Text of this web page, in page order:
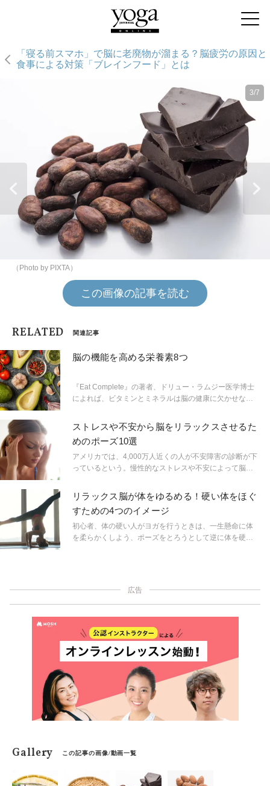
「寝る前スマホ」で脳に老廃物が溜まる？脳疲労の原因と
食事による対策「ブレインフード」とは
3/7
（Photo by PIXTA）
この画像の記事を読む
RELATED 関連記事
脳の機能を高める栄養素8つ
『Eat Complete』の著者、ドリュー・ラムジー医学博士
によれば、ビタミンとミネラルは脳の健康に欠かせない
いう。
ストレスや不安から脳をリラックスさせるた
めのポーズ10選
アメリカでは、4,000万人近くの人が不安障害の診断が下
っているという。慢性的なストレスや不安によって脳に
いるリセット方法のかぎは… ヨガが握っている。ストレ
スを緩和し、脳をリラックスさせるためのポーズを紹介
しよう。
リラックス脳が体をゆるめる！硬い体をほぐ
すための4つのイメージ
初心者、体の硬い人がヨガを行うときは、一生懸命に体
を柔らかくしよう、ポーズをとろうとして逆に体を硬く
ラックスさせるイメージについて話を聞いた。
広告
Gallery この記事の画像/動画一覧